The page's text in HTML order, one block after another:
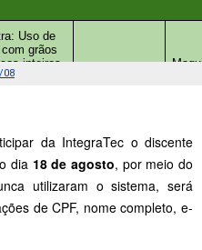
da IntegraTec o discente
dia 18 de agosto, por meio do
utilizaram o sistema, será
de CPF, nome completo, e-